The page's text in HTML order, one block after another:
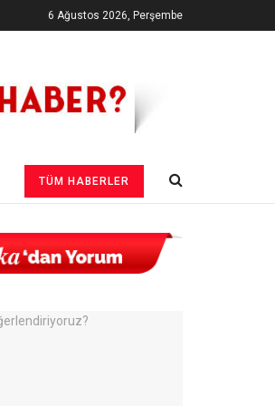
6 Ağustos 2026, Perşembe
TÜM HABERLER